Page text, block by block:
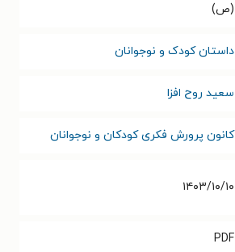
(ص)
داستان کودک و نوجوانان
سعید روح افزا
کانون پرورش فکری کودکان و نوجوانان
۱۴۰۳/۱۰/۱۰
PDF